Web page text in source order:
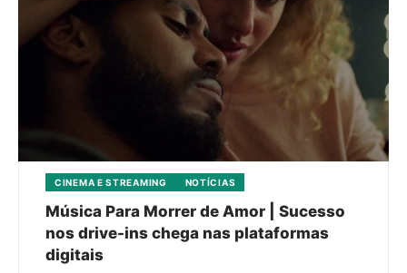
CINEMA E STREAMING NOTÍCIAS
Música Para Morrer de Amor | Sucesso
nos drive-ins chega nas plataformas
digitais